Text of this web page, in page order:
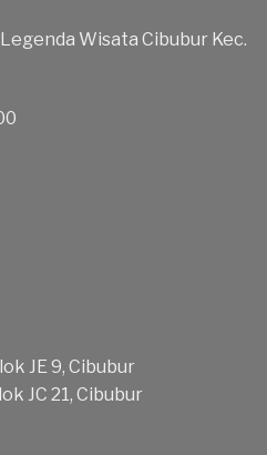
Wisata Cibubur Kec.
JE 9, Cibubur
JC 21, Cibubur